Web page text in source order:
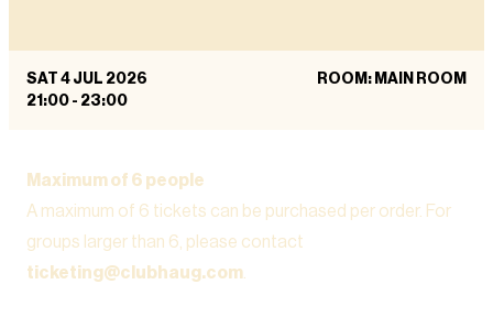
SAT 4 JUL 2026
21:00 - 23:00
ROOM: MAIN ROOM
Maximum of 6 people
A maximum of 6 tickets can be purchased per order. For
groups larger than 6, please contact
ticketing@clubhaug.com